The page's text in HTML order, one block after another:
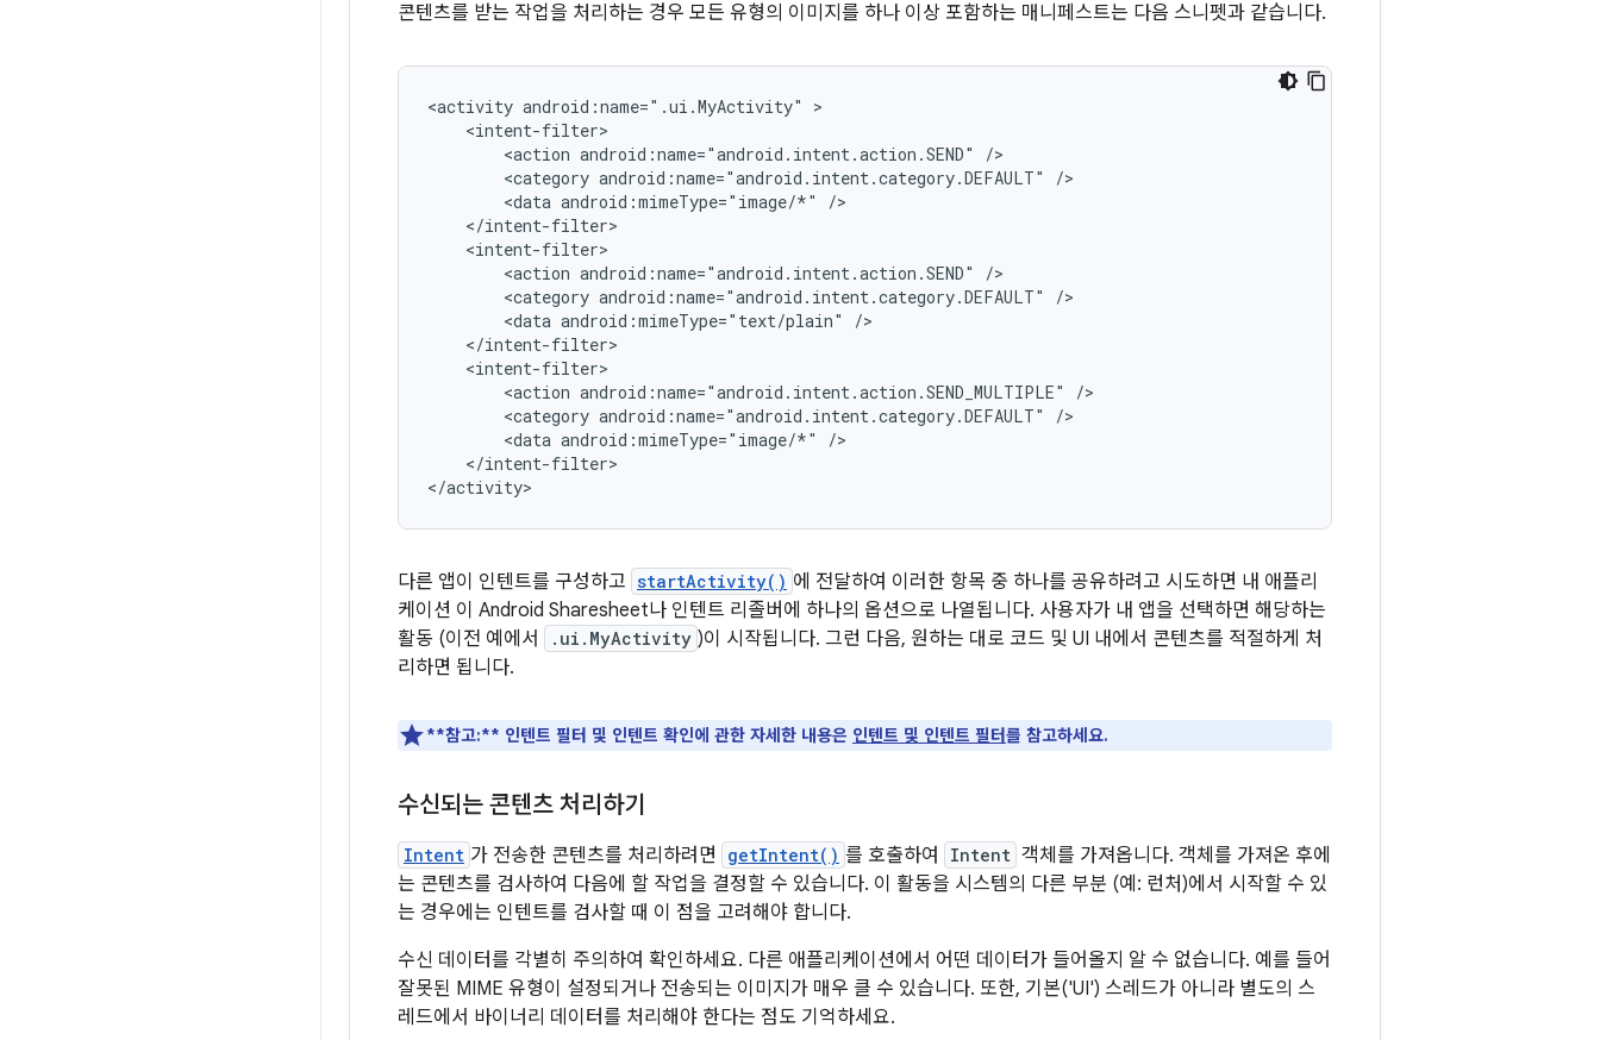
콘텐츠를 받는 작업을 처리하는 경우 모든 유형의 이미지를 하나 이상 포함하는 매니페스트는 다음 스니펫과 같습니다.
<activity android:name=".ui.MyActivity"
<action android:name="android.intent.action.SEND"
<category android:name="android.intent.category.DEFAULT"
<data android:mimeType="image/*"
<action android:name="android.intent.action.SEND"
<category android:name="android.intent.category.DEFAULT"
<data android:mimeType="text/plain"
<action android:name="android.intent.action.SEND_MULTIPLE"
<category android:name="android.intent.category.DEFAULT"
<data android:mimeType="image/*"
</intent-filter>
</activity>
다른 앱이 인텐트를 구성하고 startActivity() 에 전달하여 이러한 항목 중 하나를 공유하려고 시도하면 내 애플리
케이션 이 Android Sharesheet나 인텐트 리졸버에 하나의 옵션으로 나열됩니다. 사용자가 내 앱을 선택하면 해당하는
활동 (이전 예에서
.ui.MyActivity )이 시작됩니다. 그런 다음, 원하는 대로 코드 및 UI 내에서 콘텐츠를 적절하게 처
리하면 됩니다.
**참고:** 인텐트 필터 및 인텐트 확인에 관한 자세한 내용은 인텐트 및 인텐트 필터를 참고하세요.
수신되는 콘텐츠 처리하기
Intent 가 전송한 콘텐츠를 처리하려면 getIntent() 를 호출하여 Intent 객체를 가져옵니다. 객체를 가져온 후에
는 콘텐츠를 검사하여 다음에 할 작업을 결정할 수 있습니다. 이 활동을 시스템의 다른 부분 (예: 런처)에서 시작할 수 있
는 경우에는 인텐트를 검사할 때 이 점을 고려해야 합니다.
수신 데이터를 각별히 주의하여 확인하세요. 다른 애플리케이션에서 어떤 데이터가 들어올지 알 수 없습니다. 예를 들어
잘못된 MIME 유형이 설정되거나 전송되는 이미지가 매우 클 수 있습니다. 또한, 기본('UI') 스레드가 아니라 별도의 스
레드에서 바이너리 데이터를 처리해야 한다는 점도 기억하세요.